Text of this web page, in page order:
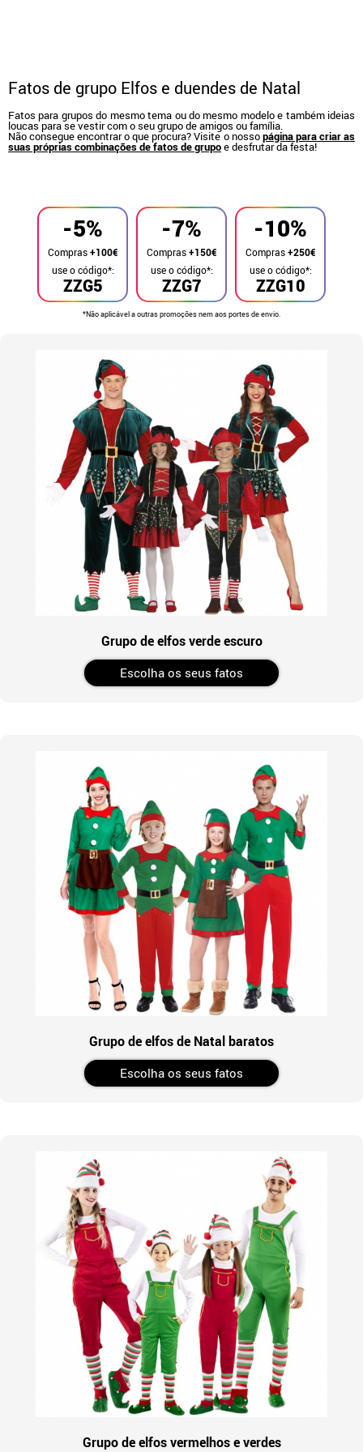
Fatos de grupo Elfos e duendes de Natal
Fatos para grupos do mesmo tema ou do mesmo modelo e também ideias
loucas para se vestir com o seu grupo de amigos ou família.
Não consegue encontrar o que procura? Visite o nossopágina para criar as
suas próprias combinações de fatos de grupoe desfrutar da festa!
-5%
Compras+100€
ZZG5
use o código*:
-7%
Compras+150€
ZZG7
use o código*:
-10%
Compras+250€
ZZG10
use o código*:
*Não aplicável a outras promoções nem aos portes de envio.
Grupo de elfos verde escuro
Escolha os seus fatos
Grupo de elfos de Natal baratos
Escolha os seus fatos
Grupo de elfos vermelhos e verdes